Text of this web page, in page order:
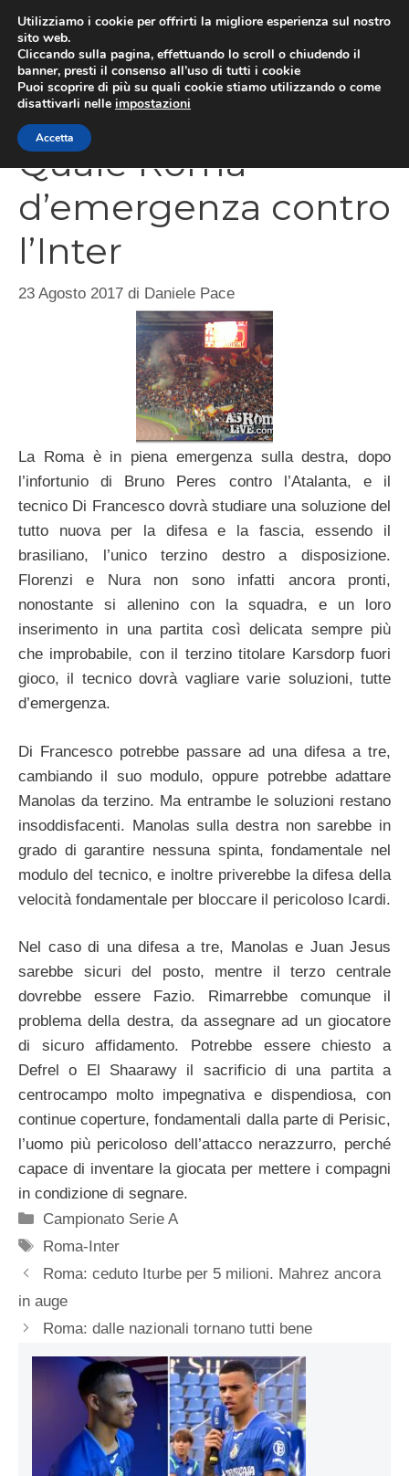
contenuto
Quale Roma
d’emergenza contro
l’Inter
23 Agosto 2017 di Daniele Pace
La Roma è in piena emergenza sulla destra, dopo
l’infortunio di Bruno Peres contro l’Atalanta, e il
tecnico Di Francesco dovrà studiare una soluzione del
tutto nuova per la difesa e la fascia, essendo il
brasiliano, l’unico terzino destro a disposizione.
Florenzi e Nura non sono infatti ancora pronti,
nonostante si allenino con la squadra, e un loro
inserimento in una partita così delicata sempre più
che improbabile, con il terzino titolare Karsdorp fuori
gioco, il tecnico dovrà vagliare varie soluzioni, tutte
d’emergenza.
Di Francesco potrebbe passare ad una difesa a tre,
cambiando il suo modulo, oppure potrebbe adattare
Manolas da terzino. Ma entrambe le soluzioni restano
insoddisfacenti. Manolas sulla destra non sarebbe in
grado di garantire nessuna spinta, fondamentale nel
modulo del tecnico, e inoltre priverebbe la difesa della
velocità fondamentale per bloccare il pericoloso Icardi.
Nel caso di una difesa a tre, Manolas e Juan Jesus
sarebbe sicuri del posto, mentre il terzo centrale
dovrebbe essere Fazio. Rimarrebbe comunque il
problema della destra, da assegnare ad un giocatore
di sicuro affidamento. Potrebbe essere chiesto a
Defrel o El Shaarawy il sacrificio di una partita a
centrocampo molto impegnativa e dispendiosa, con
continue coperture, fondamentali dalla parte di Perisic,
l’uomo più pericoloso dell’attacco nerazzurro, perché
capace di inventare la giocata per mettere i compagni
in condizione di segnare.
Categorie
Campionato Serie A
Tag
Roma-Inter
Roma: ceduto Iturbe per 5 milioni. Mahrez ancora
in auge
Roma: dalle nazionali tornano tutti bene
Utilizziamo i cookie per offrirti la migliore esperienza sul nostro
sito web.
Cliccando sulla pagina, effettuando lo scroll o chiudendo il
banner, presti il consenso all’uso di tutti i cookie
Puoi scoprire di più su quali cookie stiamo utilizzando o come
disattivarli nelle impostazioni
Accetta